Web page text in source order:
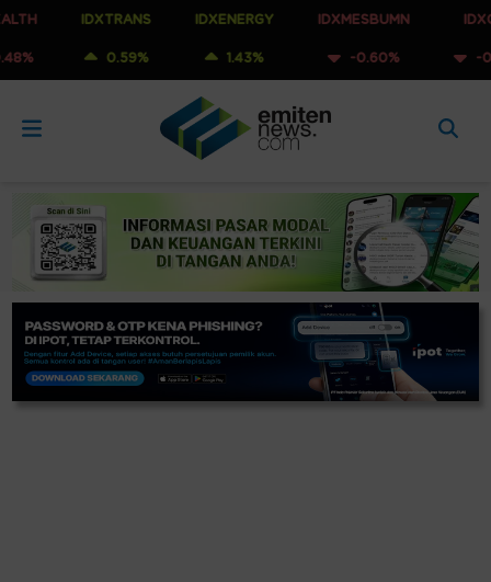
IDXTRANS
0.59%
IDXENERGY
1.43%
IDXMESBUMN
-0.60% -0.53%